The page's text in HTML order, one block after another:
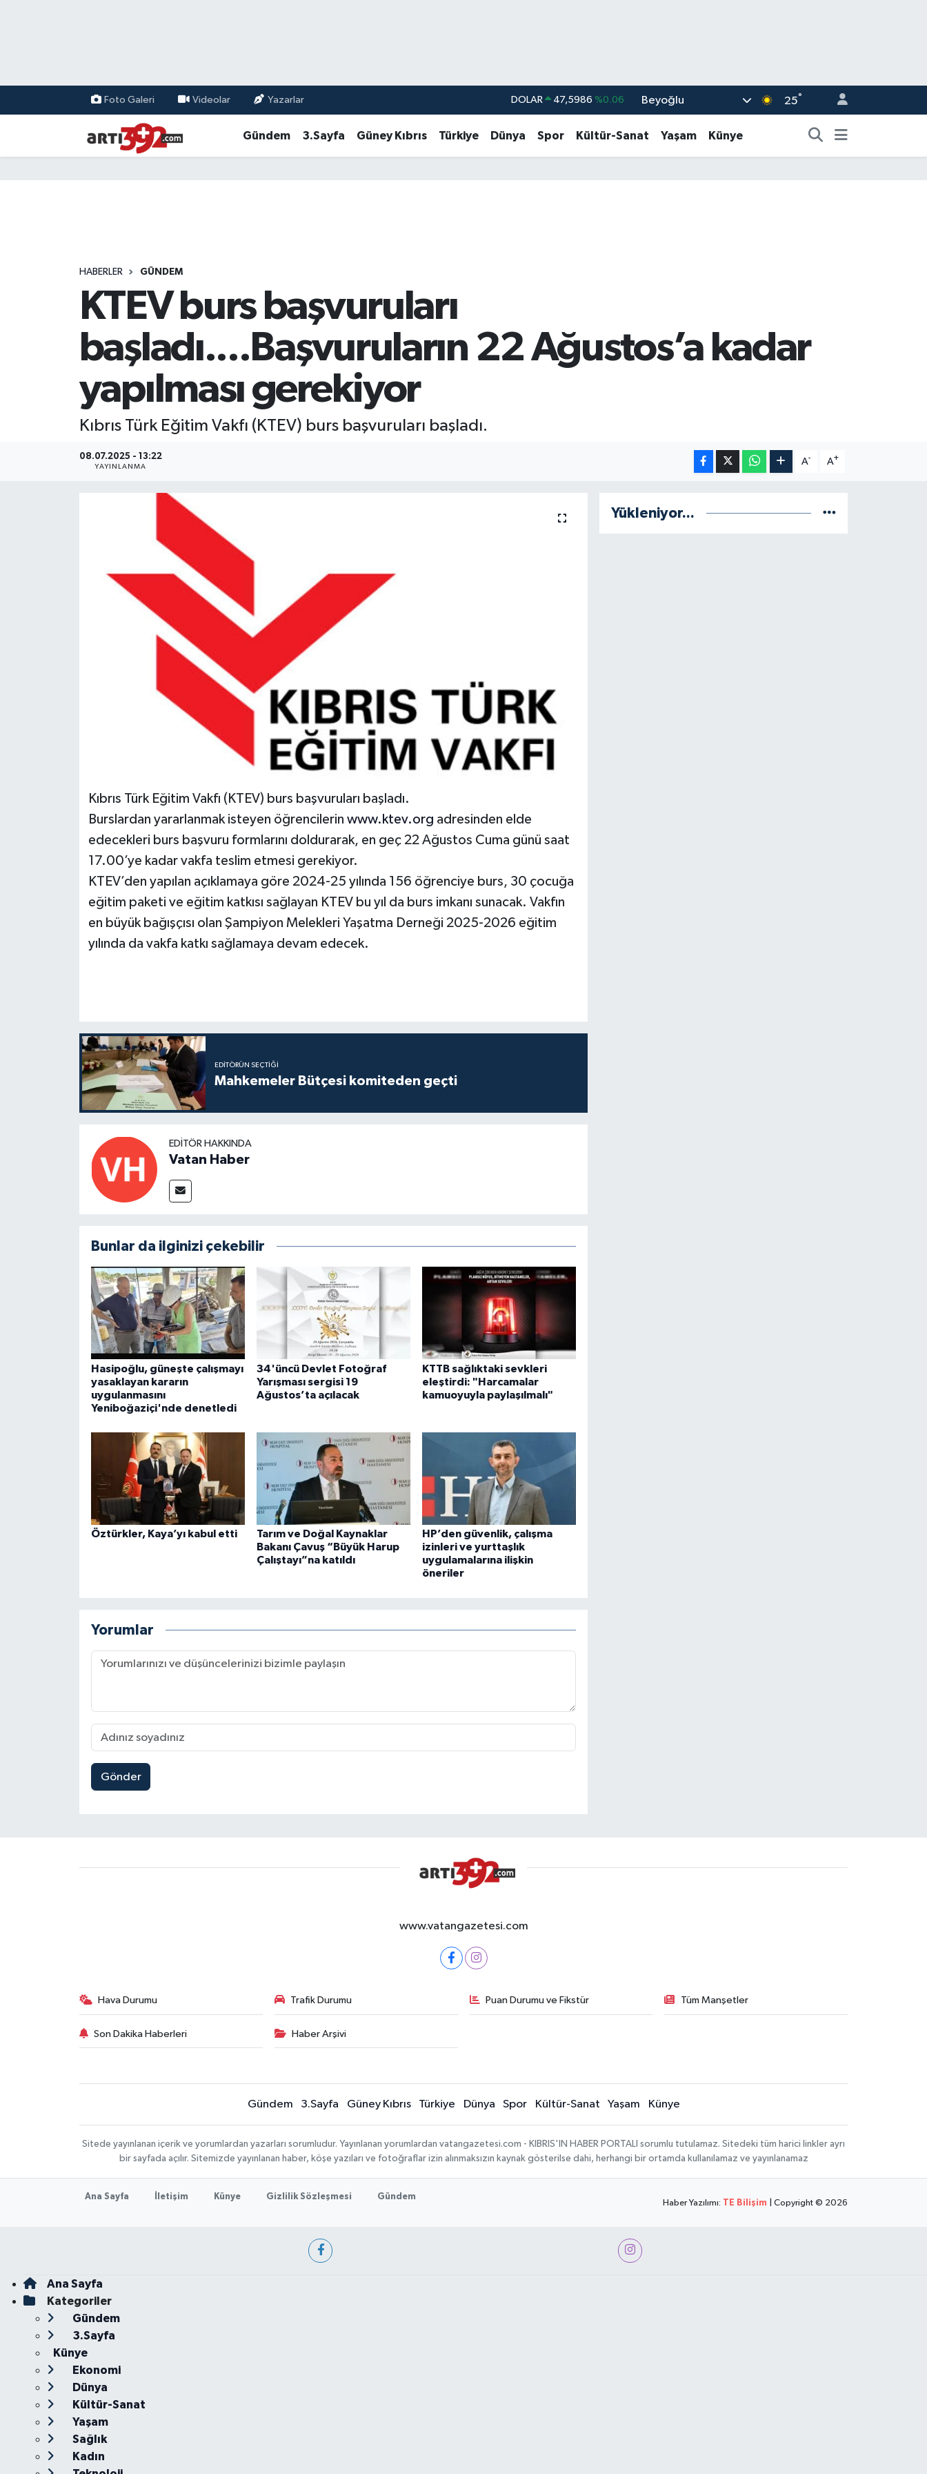
Foto Galeri Videolar Yazarlar DOLAR 47,5986 %0.06 Beyoğlu 25°
Gündem 3.Sayfa Güney Kıbrıs Türkiye Dünya Spor Kültür-Sanat Yaşam Künye
HABERLER GÜNDEM
KTEV burs başvuruları
başladı....Başvuruların 22 Ağustos’a kadar
yapılması gerekiyor
Kıbrıs Türk Eğitim Vakfı (KTEV) burs başvuruları başladı.
08.07.2025 - 13:22
YAYINLANMA
A- A+
Kıbrıs Türk Eğitim Vakfı (KTEV) burs başvuruları başladı.
Burslardan yararlanmak isteyen öğrencilerin www.ktev.org adresinden elde
edecekleri burs başvuru formlarını doldurarak, en geç 22 Ağustos Cuma günü saat
17.00’ye kadar vakfa teslim etmesi gerekiyor.
KTEV’den yapılan açıklamaya göre 2024-25 yılında 156 öğrenciye burs, 30 çocuğa
eğitim paketi ve eğitim katkısı sağlayan KTEV bu yıl da burs imkanı sunacak. Vakfın
en büyük bağışçısı olan Şampiyon Melekleri Yaşatma Derneği 2025-2026 eğitim
yılında da vakfa katkı sağlamaya devam edecek.
EDITÖRÜN SEÇTIĞI
Mahkemeler Bütçesi komiteden geçti
EDITÖR HAKKINDA
Vatan Haber
Bunlar da ilginizi çekebilir
Hasipoğlu, güneşte çalışmayı
yasaklayan kararın
uygulanmasını
Yeniboğaziçi'nde denetledi
34'üncü Devlet Fotoğraf
Yarışması sergisi 19
Ağustos’ta açılacak
KTTB sağlıktaki sevkleri
eleştirdi: "Harcamalar
kamuoyuyla paylaşılmalı"
Öztürkler, Kaya’yı kabul etti
Tarım ve Doğal Kaynaklar
Bakanı Çavuş “Büyük Harup
Çalıştayı”na katıldı
HP’den güvenlik, çalışma
izinleri ve yurttaşlık
uygulamalarına ilişkin
öneriler
Yorumlar
Gönder
Yükleniyor...
www.vatangazetesi.com
Hava Durumu Trafik Durumu Puan Durumu ve Fikstür Tüm Manşetler
Son Dakika Haberleri Haber Arşivi
Gündem 3.Sayfa Güney Kıbrıs Türkiye Dünya Spor Kültür-Sanat Yaşam Künye
Sitede yayınlanan içerik ve yorumlardan yazarları sorumludur. Yayınlanan yorumlardan vatangazetesi.com - KIBRIS'IN HABER PORTALI sorumlu tutulamaz. Sitedeki tüm harici linkler ayrı
bir sayfada açılır. Sitemizde yayınlanan haber, köşe yazıları ve fotoğraflar izin alınmaksızın kaynak gösterilse dahi, herhangi bir ortamda kullanılamaz ve yayınlanamaz
Ana Sayfa İletişim Künye Gizlilik Sözleşmesi Gündem
Haber Yazılımı: TE Bilişim | Copyright © 2026
Ana Sayfa
Kategoriler
Gündem
3.Sayfa
Künye
Ekonomi
Dünya
Kültür-Sanat
Yaşam
Sağlık
Kadın